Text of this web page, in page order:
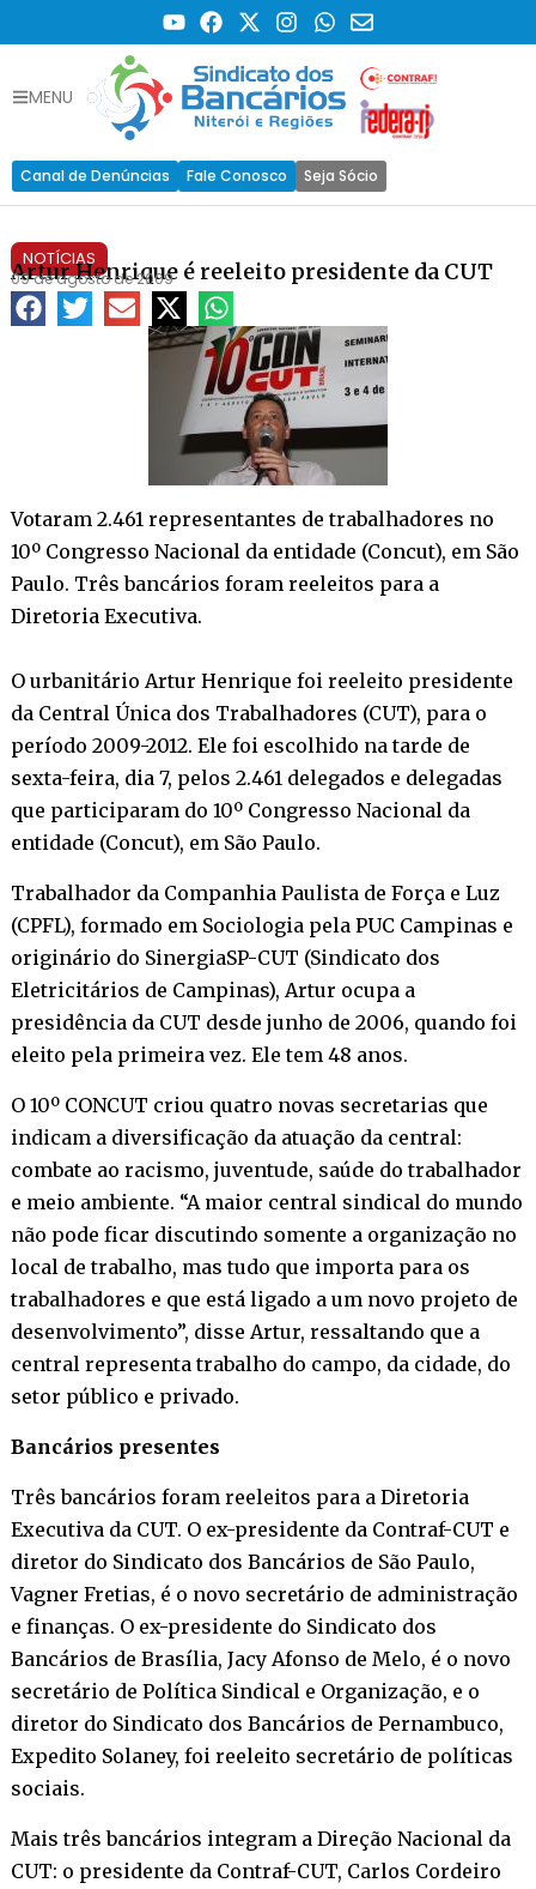
MENU
Canal de Denúncias Fale Conosco Seja Sócio
NOTÍCIAS
Artur Henrique é reeleito presidente da CUT
09 de agosto de 2009
Votaram 2.461 representantes de trabalhadores no
10º Congresso Nacional da entidade (Concut), em São
Paulo. Três bancários foram reeleitos para a
Diretoria Executiva.
O urbanitário Artur Henrique foi reeleito presidente
da Central Única dos Trabalhadores (CUT), para o
período 2009-2012. Ele foi escolhido na tarde de
sexta-feira, dia 7, pelos 2.461 delegados e delegadas
que participaram do 10º Congresso Nacional da
entidade (Concut), em São Paulo.
Trabalhador da Companhia Paulista de Força e Luz
(CPFL), formado em Sociologia pela PUC Campinas e
originário do SinergiaSP-CUT (Sindicato dos
Eletricitários de Campinas), Artur ocupa a
presidência da CUT desde junho de 2006, quando foi
eleito pela primeira vez. Ele tem 48 anos.
O 10º CONCUT criou quatro novas secretarias que
indicam a diversificação da atuação da central:
combate ao racismo, juventude, saúde do trabalhador
e meio ambiente. “A maior central sindical do mundo
não pode ficar discutindo somente a organização no
local de trabalho, mas tudo que importa para os
trabalhadores e que está ligado a um novo projeto de
desenvolvimento”, disse Artur, ressaltando que a
central representa trabalho do campo, da cidade, do
setor público e privado.
Bancários presentes
Três bancários foram reeleitos para a Diretoria
Executiva da CUT. O ex-presidente da Contraf-CUT e
diretor do Sindicato dos Bancários de São Paulo,
Vagner Fretias, é o novo secretário de administração
e finanças. O ex-presidente do Sindicato dos
Bancários de Brasília, Jacy Afonso de Melo, é o novo
secretário de Política Sindical e Organização, e o
diretor do Sindicato dos Bancários de Pernambuco,
Expedito Solaney, foi reeleito secretário de políticas
sociais.
Mais três bancários integram a Direção Nacional da
CUT: o presidente da Contraf-CUT, Carlos Cordeiro